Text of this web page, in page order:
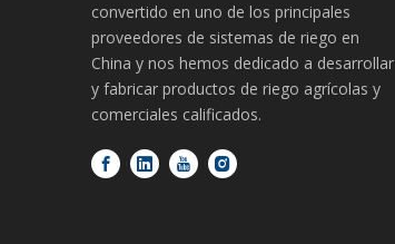
convertido en uno de los principales
proveedores de sistemas de riego en
China y nos hemos dedicado a desarrollar
y fabricar productos de riego agrícolas y
comerciales calificados.